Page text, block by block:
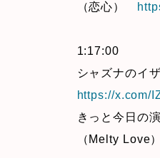
（恋心）
1:17:00
シャズナのイ
https://x.com/
きっと今日の
（Melty Love